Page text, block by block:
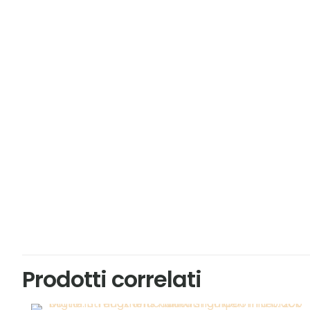
Prodotti correlati